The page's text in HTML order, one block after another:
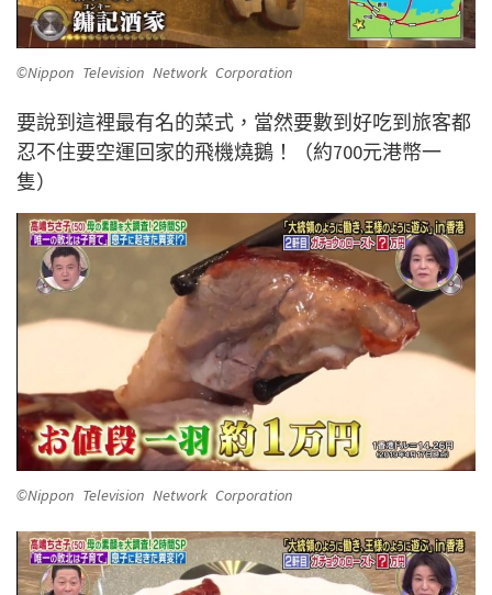
©Nippon Television Network Corporation
要說到這裡最有名的菜式，當然要數到好吃到旅客都
忍不住要空運回家的飛機燒鵝！（約700元港幣一
隻）
©Nippon Television Network Corporation